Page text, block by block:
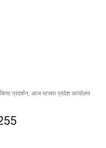
प्रदर्शन, आज भाजपा प्रदेश कार्यालय